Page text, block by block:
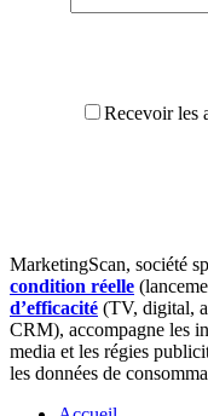
Recevoir les
MarketingScan, société
condition réelle
d’efficacité (TV, digital,
CRM), accompagne les
media et les régies
les données de